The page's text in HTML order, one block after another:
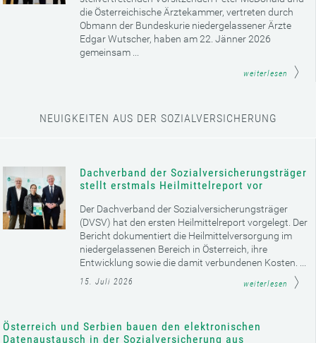
die Österreichische Ärztekammer, vertreten durch
Obmann der Bundeskurie niedergelassener Ärzte
Edgar Wutscher, haben am 22. Jänner 2026
gemeinsam ...
weiterlesen
NEUIGKEITEN AUS DER SOZIALVERSICHERUNG
Dachverband der Sozialversicherungsträger
stellt erstmals Heilmittelreport vor
Der Dachverband der Sozialversicherungsträger
(DVSV) hat den ersten Heilmittelreport vorgelegt. Der
Bericht dokumentiert die Heilmittelversorgung im
niedergelassenen Bereich in Österreich, ihre
Entwicklung sowie die damit verbundenen Kosten. ...
15. Juli 2026 weiterlesen
Österreich und Serbien bauen den elektronischen
Datenaustausch in der Sozialversicherung aus